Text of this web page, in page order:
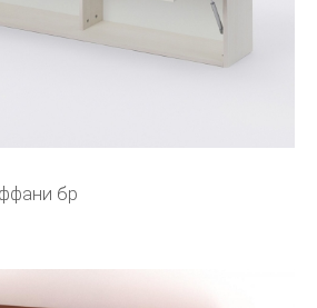
бр